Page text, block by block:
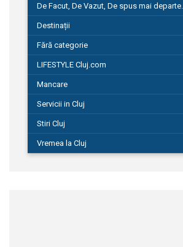
De Facut, De Vazut, De spus mai departe…
Destinații
Fără categorie
LIFESTYLE Cluj.com
Mancare
Servicii in Cluj
Stiri Cluj
Vremea la Cluj